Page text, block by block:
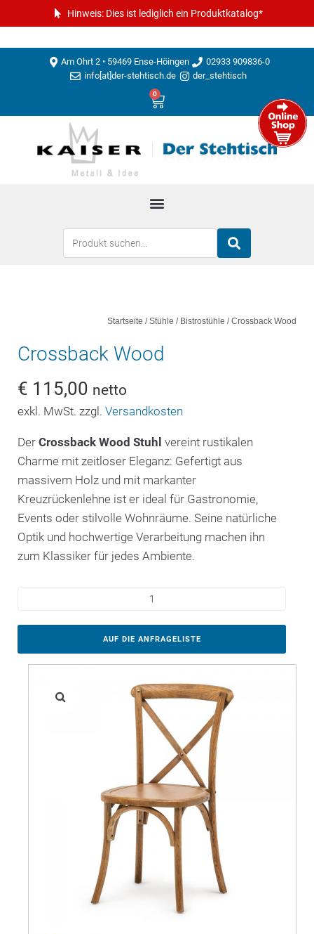
Hinweis: Dies ist lediglich ein Produktkatalog*
Am Ohrt 2 • 59469 Ense-Höingen
02933 909836-0
info[at]der-stehtisch.de
der_stehtisch
0
Startseite /Stühle / Bistrostühle / Crossback Wood
Crossback Wood
€ 115,00 netto
exkl. MwSt. zzgl. Versandkosten
Der Crossback Wood Stuhl vereint rustikalen
Charme mit zeitloser Eleganz: Gefertigt aus
massivem Holz und mit markanter
Kreuzrückenlehne ist er ideal für Gastronomie,
Events oder stilvolle Wohnräume. Seine natürliche
Optik und hochwertige Verarbeitung machen ihn
zum Klassiker für jedes Ambiente.
AUF DIE ANFRAGELISTE